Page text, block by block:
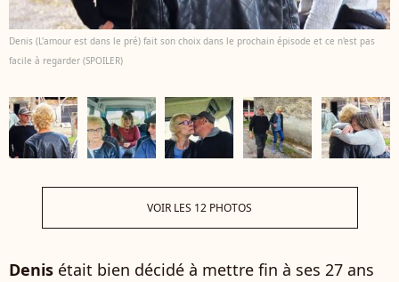
Denis (L'amour est dans le pré) fait son choix dans le prochain épisode et ce n'est pas
facile à regarder (SPOILER)
VOIR LES 12 PHOTOS
Denis était bien décidé à mettre fin à ses 27 ans